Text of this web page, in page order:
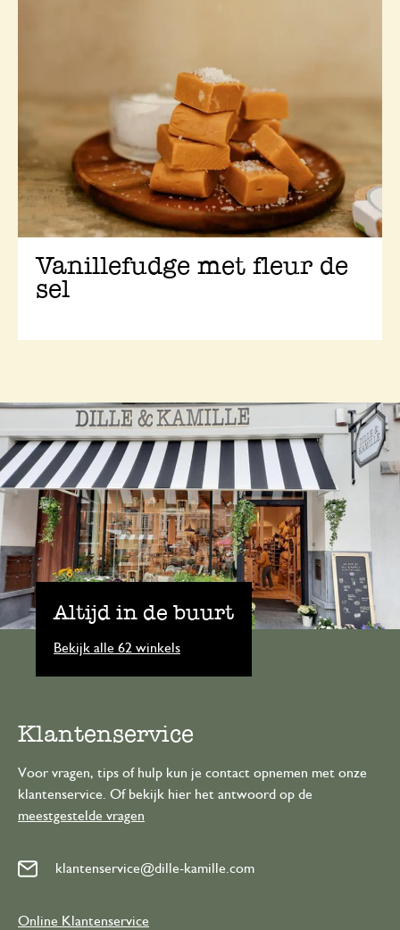
Vanillefudge met fleur de
sel
Altijd in de buurt
Bekijk alle 62 winkels
Klantenservice
Voor vragen, tips of hulp kun je contact opnemen met onze
klantenservice. Of bekijk hier het antwoord op de
meestgestelde vragen
klantenservice@dille-kamille.com
Online Klantenservice